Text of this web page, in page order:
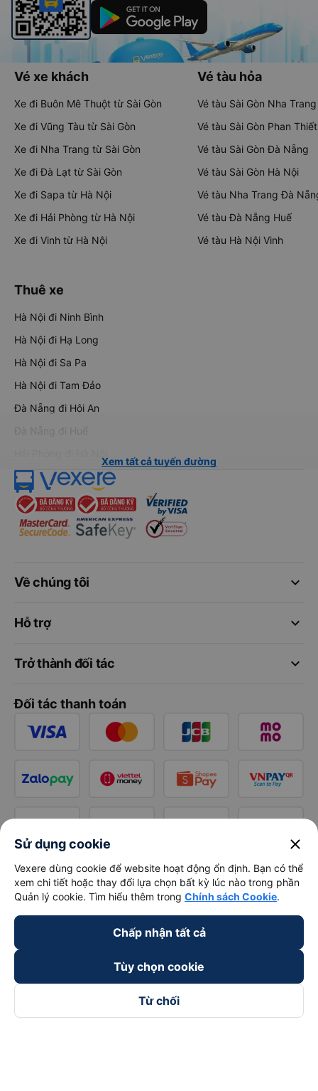
Vé xe khách
Xe đi Buôn Mê Thuột từ Sài Gòn
Xe đi Vũng Tàu từ Sài Gòn
Xe đi Nha Trang từ Sài Gòn
Xe đi Đà Lạt từ Sài Gòn
Xe đi Sapa từ Hà Nội
Xe đi Hải Phòng từ Hà Nội
Xe đi Vinh từ Hà Nội
Vé tàu hỏa
Vé tàu Sài Gòn Nha Trang
Vé tàu Sài Gòn Phan Thiết
Vé tàu Sài Gòn Đà Nẵng
Vé tàu Sài Gòn Hà Nội
Vé tàu Nha Trang Đà
Vé tàu Đà Nẵng Huế
Vé tàu Hà Nội Vinh
Thuê xe
Hà Nội đi Ninh Bình
Hà Nội đi Hạ Long
Hà Nội đi Sa Pa
Hà Nội đi Tam Đảo
Đà Nẵng đi Hội An
Đà Nẵng đi Huế
Xem tất cả tuyến đường
keyboard_arrow_down
Về chúng tôi
keyboard_arrow_down
Hỗ trợ
keyboard_arrow_down
Trở thành đối tác
Đối tác thanh toán
Sử dụng cookie close
Vexere dùng cookie để website hoạt động ổn định. Bạn có thể
xem chi tiết hoặc thay đổi lựa chọn bất kỳ lúc nào trong phần
Quản lý cookie. Tìm hiểu thêm trong Chính sách Cookie.
Chấp nhận tất cả
Tùy chọn cookie
Từ chối